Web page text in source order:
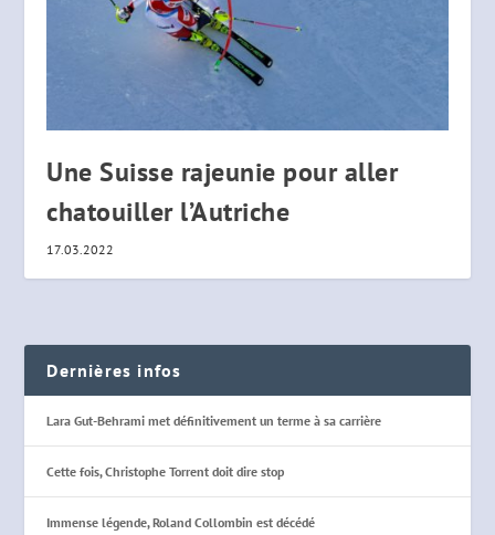
Une Suisse rajeunie pour aller
chatouiller l’Autriche
17.03.2022
Dernières infos
Lara Gut-Behrami met définitivement un terme à sa carrière
Cette fois, Christophe Torrent doit dire stop
Immense légende, Roland Collombin est décédé